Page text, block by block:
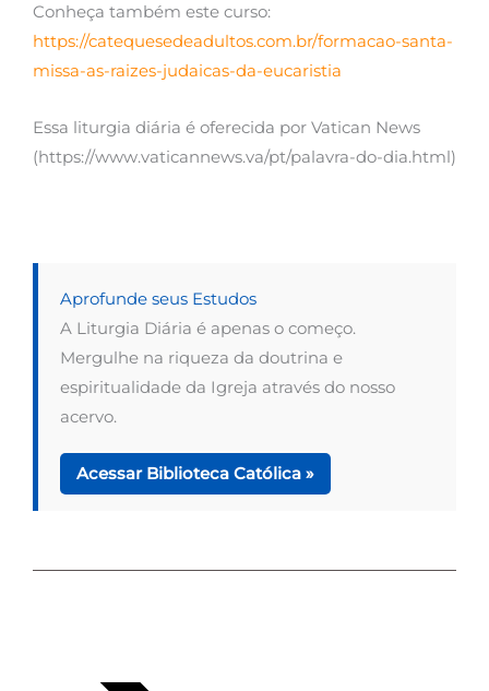
Conheça também este curso:
https://catequesedeadultos.com.br/formacao-santa-
missa-as-raizes-judaicas-da-eucaristia
Essa liturgia diária é oferecida por Vatican News
(https://www.vaticannews.va/pt/palavra-do-dia.html)
Aprofunde seus Estudos
A Liturgia Diária é apenas o começo.
Mergulhe na riqueza da doutrina e
espiritualidade da Igreja através do nosso
acervo.
Acessar Biblioteca Católica »